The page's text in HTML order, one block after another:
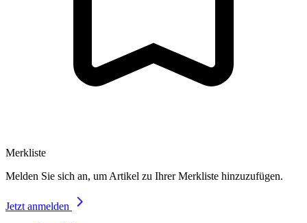
Merkliste
Melden Sie sich an, um Artikel zu Ihrer Merkliste hinzuzufügen.
Jetzt anmelden